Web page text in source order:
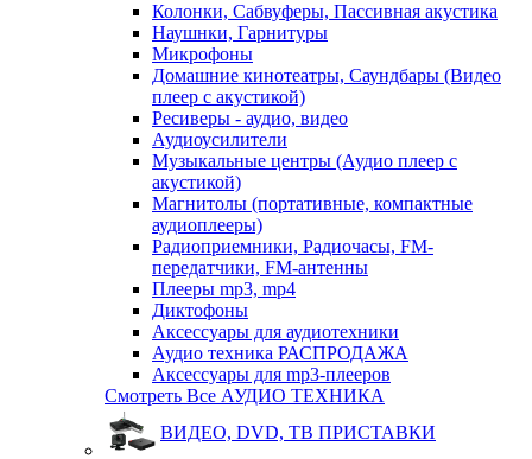
Колонки, Сабвуферы, Пассивная акустика
Наушнки, Гарнитуры
Микрофоны
Домашние кинотеатры, Саундбары (Видео
плеер с акустикой)
Ресиверы - аудио, видео
Аудиоусилители
Музыкальные центры (Аудио плеер с
акустикой)
Магнитолы (портативные, компактные
аудиоплееры)
Радиоприемники, Радиочасы, FM-
передатчики, FM-антенны
Плееры mp3, mp4
Диктофоны
Аксессуары для аудиотехники
Аудио техника РАСПРОДАЖА
Аксессуары для mp3-плееров
Смотреть Все АУДИО ТЕХНИКА
ВИДЕО, DVD, ТВ ПРИСТАВКИ